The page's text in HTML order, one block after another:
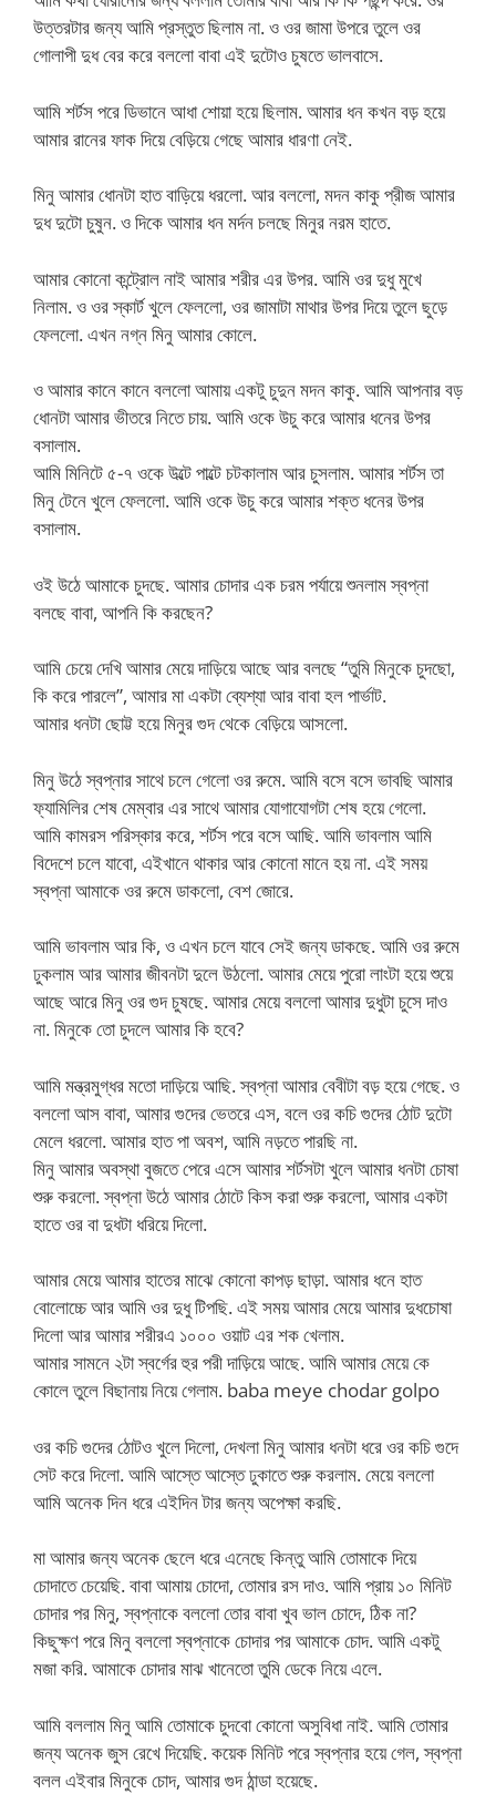
উত্তরটার জন্য আমি প্রস্তুত ছিলাম না. ও ওর জামা উপরে তুলে ওর
গোলাপী দুধ বের করে বললো বাবা এই দুটোও চুষতে ভালবাসে.
আমি শর্টস পরে ডিভানে আধা শোয়া হয়ে ছিলাম. আমার ধন কখন বড় হয়ে
আমার রানের ফাক দিয়ে বেড়িয়ে গেছে আমার ধারণা নেই.
মিনু আমার ধোনটা হাত বাড়িয়ে ধরলো. আর বললো, মদন কাকু প্রীজ আমার
দুধ দুটো চুষুন. ও দিকে আমার ধন মর্দন চলছে মিনুর নরম হাতে.
আমার কোনো কন্ট্রোল নাই আমার শরীর এর উপর. আমি ওর দুধু মুখে
নিলাম. ও ওর স্কার্ট খুলে ফেললো, ওর জামাটা মাথার উপর দিয়ে তুলে ছুড়ে
ফেললো. এখন নগ্ন মিনু আমার কোলে.
ও আমার কানে কানে বললো আমায় একটু চুদুন মদন কাকু. আমি আপনার বড়
ধোনটা আমার ভীতরে নিতে চায়. আমি ওকে উচু করে আমার ধনের উপর
বসালাম.
আমি মিনিটে ৫-৭ ওকে উল্টে পাল্টে চটকালাম আর চুসলাম. আমার শর্টস তা
মিনু টেনে খুলে ফেললো. আমি ওকে উচু করে আমার শক্ত ধনের উপর
বসালাম.
ওই উঠে আমাকে চুদছে. আমার চোদার এক চরম পর্যায়ে শুনলাম স্বপ্না
বলছে বাবা, আপনি কি করছেন?
আমি চেয়ে দেখি আমার মেয়ে দাড়িয়ে আছে আর বলছে “তুমি মিনুকে চুদছো,
কি করে পারলে”, আমার মা একটা ব্যেশ্যা আর বাবা হল পার্ভাট.
আমার ধনটা ছোট্ট হয়ে মিনুর গুদ থেকে বেড়িয়ে আসলো.
মিনু উঠে স্বপ্নার সাথে চলে গেলো ওর রুমে. আমি বসে বসে ভাবছি আমার
ফ্যামিলির শেষ মেম্বার এর সাথে আমার যোগাযোগটা শেষ হয়ে গেলো.
আমি কামরস পরিস্কার করে, শর্টস পরে বসে আছি. আমি ভাবলাম আমি
বিদেশে চলে যাবো, এইখানে থাকার আর কোনো মানে হয় না. এই সময়
স্বপ্না আমাকে ওর রুমে ডাকলো, বেশ জোরে.
আমি ভাবলাম আর কি, ও এখন চলে যাবে সেই জন্য ডাকছে. আমি ওর রুমে
ঢুকলাম আর আমার জীবনটা দুলে উঠলো. আমার মেয়ে পুরো লাংটা হয়ে শুয়ে
আছে আরে মিনু ওর গুদ চুষছে. আমার মেয়ে বললো আমার দুধুটা চুসে দাও
না. মিনুকে তো চুদলে আমার কি হবে?
আমি মন্ত্রমুগ্ধর মতো দাড়িয়ে আছি. স্বপ্না আমার বেবীটা বড় হয়ে গেছে. ও
বললো আস বাবা, আমার গুদের ভেতরে এস, বলে ওর কচি গুদের ঠোট দুটো
মেলে ধরলো. আমার হাত পা অবশ, আমি নড়তে পারছি না.
মিনু আমার অবস্থা বুজতে পেরে এসে আমার শর্টসটা খুলে আমার ধনটা চোষা
শুরু করলো. স্বপ্না উঠে আমার ঠোটে কিস করা শুরু করলো, আমার একটা
হাতে ওর বা দুধটা ধরিয়ে দিলো.
আমার মেয়ে আমার হাতের মাঝে কোনো কাপড় ছাড়া. আমার ধনে হাত
বোলোচ্চে আর আমি ওর দুধু টিপছি. এই সময় আমার মেয়ে আমার দুধচোষা
দিলো আর আমার শরীরএ ১০০০ ওয়াট এর শক খেলাম.
আমার সামনে ২টা স্বর্গের হুর পরী দাড়িয়ে আছে. আমি আমার মেয়ে কে
কোলে তুলে বিছানায় নিয়ে গেলাম. baba meye chodar golpo
ওর কচি গুদের ঠোটও খুলে দিলো, দেখলা মিনু আমার ধনটা ধরে ওর কচি গুদে
সেট করে দিলো. আমি আস্তে আস্তে ঢুকাতে শুরু করলাম. মেয়ে বললো
আমি অনেক দিন ধরে এইদিন টার জন্য অপেক্ষা করছি.
মা আমার জন্য অনেক ছেলে ধরে এনেছে কিন্তু আমি তোমাকে দিয়ে
চোদাতে চেয়েছি. বাবা আমায় চোদো, তোমার রস দাও. আমি প্রায় ১০ মিনিট
চোদার পর মিনু, স্বপ্নাকে বললো তোর বাবা খুব ভাল চোদে, ঠিক না?
কিছুক্ষণ পরে মিনু বললো স্বপ্নাকে চোদার পর আমাকে চোদ. আমি একটু
মজা করি. আমাকে চোদার মাঝ খানেতো তুমি ডেকে নিয়ে এলে.
আমি বললাম মিনু আমি তোমাকে চুদবো কোনো অসুবিধা নাই. আমি তোমার
জন্য অনেক জুস রেখে দিয়েছি. কয়েক মিনিট পরে স্বপ্নার হয়ে গেল, স্বপ্না
বলল এইবার মিনুকে চোদ, আমার গুদ ঠান্ডা হয়েছে.